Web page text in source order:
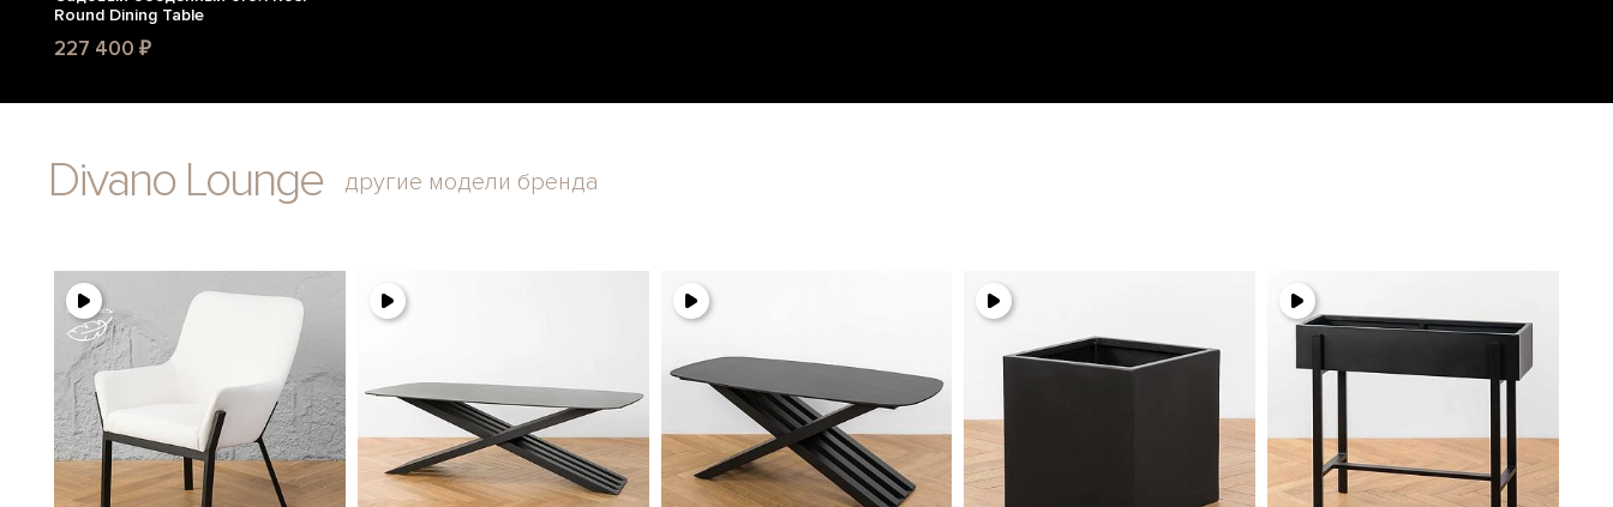
Round Dining Table
227 400 ₽
Divano Lounge другие модели бренда